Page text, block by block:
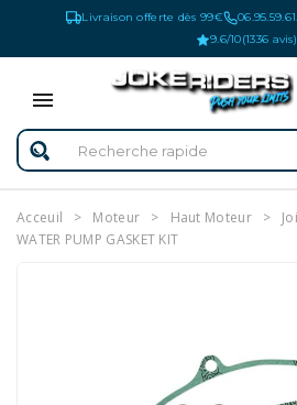
Livraison offerte dès 99€
9.6/10(1336 avis)
Acceuil Moteur Haut Moteur
WATER PUMP GASKET KIT